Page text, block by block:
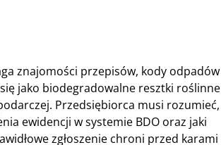
znajomości przepisów, kody odpadów
jako biodegradowalne resztki roślinne
Przedsiębiorca musi rozumieć,
ewidencji w systemie BDO oraz jaki
zgłoszenie chroni przed karami